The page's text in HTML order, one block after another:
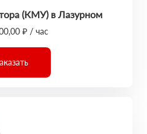
(КМУ) в Лазурном
₽ / час